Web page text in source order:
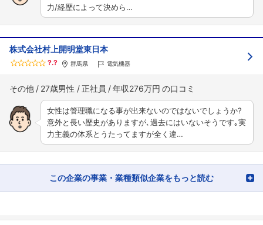
力/経歴によって決めら…
株式会社村上開明堂東日本
?.? 群馬県 電気機器
その他 27歳男性 正社員 年収276万円
女性は管理職になる事が出来ないのではないでしょうか?
意外と長い歴史がありますが､過去にはいないそうです｡実
力主義の体系とうたってますが全く違…
この企業の事業・業種類似企業をもっと読む